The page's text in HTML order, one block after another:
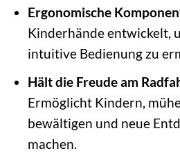
Ergonomische
Kinderhände entwickelt,
intuitive Bedienung zu
Hält die Freude am
Ermöglicht Kindern,
bewältigen und neue
machen.